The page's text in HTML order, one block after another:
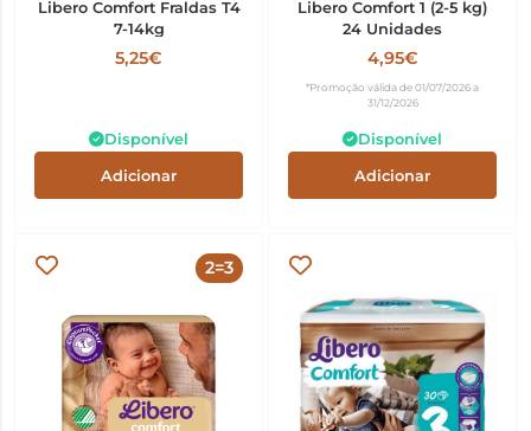
Libero Comfort Fraldas T4
7-14kg
5,25€
Disponível
Adicionar
Libero Comfort 1 (2-5 kg)
24 Unidades
4,95€
*Promoção válida de 01/07/2026 a
31/12/2026
Disponível
Adicionar
2=3